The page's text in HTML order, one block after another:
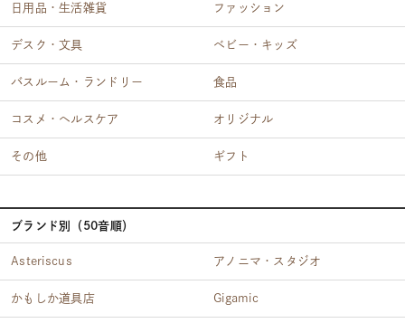
日用品・生活雑貨 ファッション
デスク・文具 ベビー・キッズ
バスルーム・ランドリー 食品
コスメ・ヘルスケア オリジナル
その他 ギフト
ブランド別（50音順）
Asteriscus アノニマ・スタジオ
かもしか道具店 Gigamic